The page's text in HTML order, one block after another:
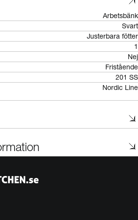
Arbetsbänk
Svart
Justerbara fötter
1
Nej
Fristående
201 SS
Nordic Line